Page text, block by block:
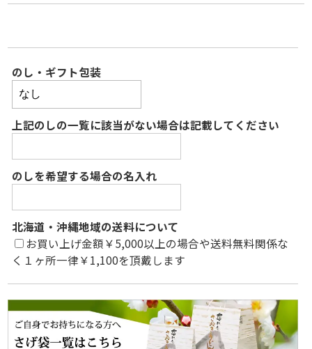
のし・ギフト包装
上記のしの一覧に該当がない場合は記載してください
のしを希望する場合の名入れ
北海道・沖縄地域の送料について
お買い上げ金額￥5,000以上の場合や送料無料関係な
く１ヶ所一律￥1,100を頂戴します